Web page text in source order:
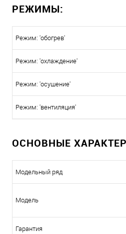
РЕЖИМЫ:
Режим: 'обогрев'
Режим: 'охлаждение'
Режим: 'осушение'
Режим: 'вентиляция'
ОСНОВНЫЕ
Модельный ряд
Модель
Гарантия